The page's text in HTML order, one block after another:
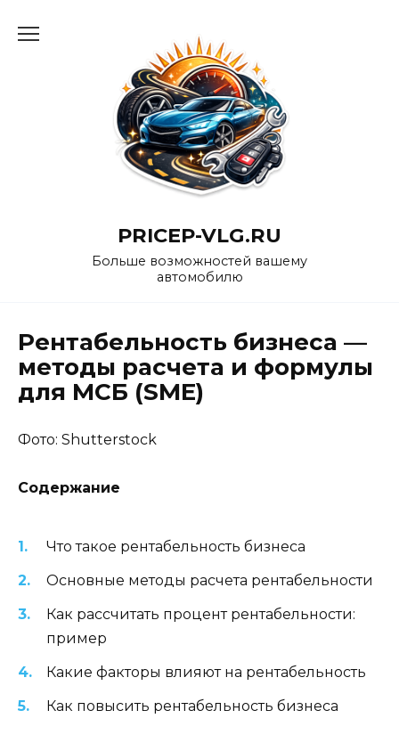
PRICEP-VLG.RU
Больше возможностей вашему
автомобилю
Рентабельность бизнеса —
методы расчета и формулы
для МСБ (SME)
Фото: Shutterstock
Содержание
Что такое рентабельность бизнеса
Основные методы расчета рентабельности
Как рассчитать процент рентабельности:
пример
Какие факторы влияют на рентабельность
Как повысить рентабельность бизнеса